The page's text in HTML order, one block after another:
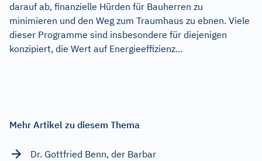
darauf ab, finanzielle Hürden für Bauherren zu
minimieren und den Weg zum Traumhaus zu ebnen. Viele
dieser Programme sind insbesondere für diejenigen
konzipiert, die Wert auf Energieeffizienz...
Mehr Artikel zu diesem Thema
Dr. Gottfried Benn, der Barbar